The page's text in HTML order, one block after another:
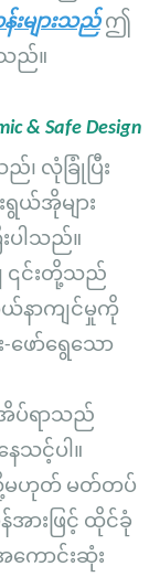
များသည်ဤ
ည်။
Safe Design
လုံခြုံပြီး
အိုများ
ါသည်။
၎င်းတို့သည်
ယ်နာကျင်မှုကို
-ဖော်ရွေသော
ပ်ရာသည်
သင့်ပါ။
မဟုတ် မတ်တပ်
အားဖြင့် ထိုင်ခုံ
ောင်းဆုံး